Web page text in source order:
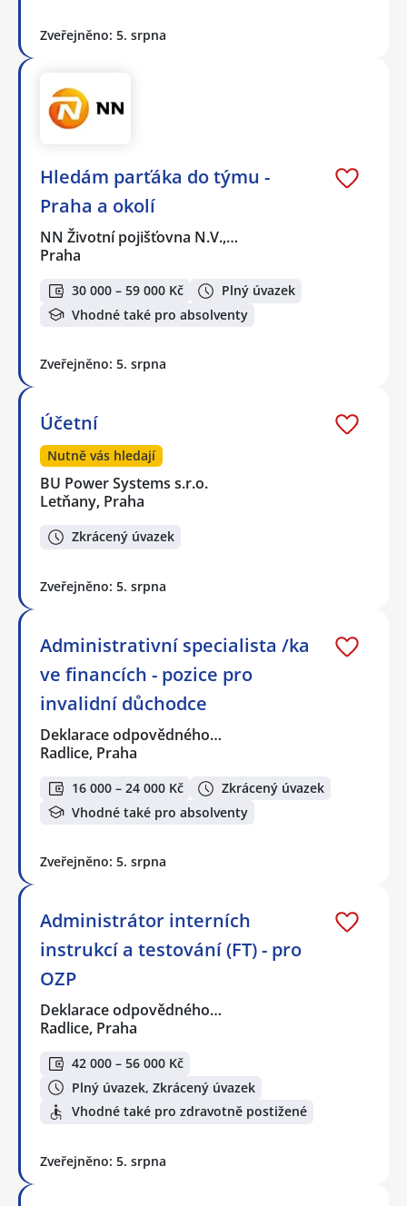
Zveřejněno: 5. srpna
Hledám parťáka do týmu -
Praha a okolí
NN Životní pojišťovna N.V.,…
Praha
30 000 – 59 000 Kč
Plný úvazek
Vhodné také pro absolventy
Zveřejněno: 5. srpna
Účetní
Nutně vás hledají
BU Power Systems s.r.o.
Letňany, Praha
Zkrácený úvazek
Zveřejněno: 5. srpna
Administrativní specialista /ka
ve financích - pozice pro
invalidní důchodce
Deklarace odpovědného…
Radlice, Praha
16 000 – 24 000 Kč
Zkrácený úvazek
Vhodné také pro absolventy
Zveřejněno: 5. srpna
Administrátor interních
instrukcí a testování (FT) - pro
OZP
Deklarace odpovědného…
Radlice, Praha
42 000 – 56 000 Kč
Plný úvazek, Zkrácený úvazek
Vhodné také pro zdravotně postižené
Zveřejněno: 5. srpna